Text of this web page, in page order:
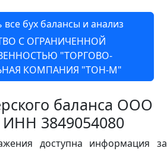
все бух балансы и анализ
С ОГРАНИЧЕННОЙ
"ТОРГОВО-
КОМПАНИЯ "ТОН-М"
баланса ООО
3849054080
доступна информация за